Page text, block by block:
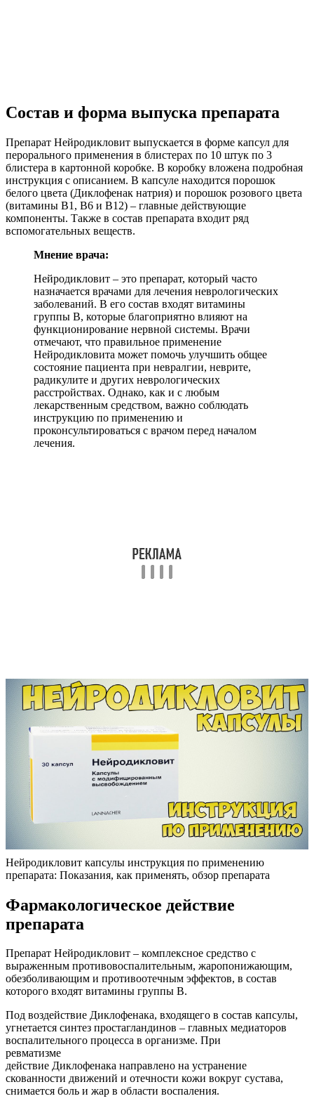
Состав и форма выпуска препарата
Препарат Нейродикловит выпускается в форме капсул для
перорального применения в блистерах по 10 штук по 3
блистера в картонной коробке. В коробку вложена подробная
инструкция с описанием. В капсуле находится порошок
белого цвета (Диклофенак натрия) и порошок розового цвета
(витамины В1, В6 и В12) – главные действующие
компоненты. Также в состав препарата входит ряд
вспомогательных веществ.
Мнение врача:
Нейродикловит – это препарат, который часто
назначается врачами для лечения неврологических
заболеваний. В его состав входят витамины
группы В, которые благоприятно влияют на
функционирование нервной системы. Врачи
отмечают, что правильное применение
Нейродикловита может помочь улучшить общее
состояние пациента при невралгии, неврите,
радикулите и других неврологических
расстройствах. Однако, как и с любым
лекарственным средством, важно соблюдать
инструкцию по применению и
проконсультироваться с врачом перед началом
лечения.
Нейродикловит капсулы инструкция по применению
препарата: Показания, как применять, обзор препарата
Фармакологическое действие
препарата
Препарат Нейродикловит – комплексное средство с
выраженным противовоспалительным, жаропонижающим,
обезболивающим и противоотечным эффектов, в состав
которого входят витамины группы В.
Под воздействие Диклофенака, входящего в состав капсулы,
угнетается синтез простагландинов – главных медиаторов
воспалительного процесса в организме. При
ревматизме
действие Диклофенака направлено на устранение
скованности движений и отечности кожи вокруг сустава,
снимается боль и жар в области воспаления.